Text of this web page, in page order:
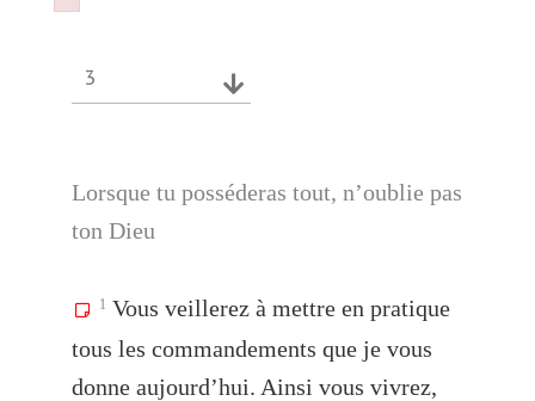
3
Lorsque tu posséderas tout, n’oublie pas
ton Dieu
1 Vous veillerez à mettre en pratique
tous les commandements que je vous
donne aujourd’hui. Ainsi vous vivrez,
Failed to initialize plugin: wplink
Failed to initialize plugin: wplink